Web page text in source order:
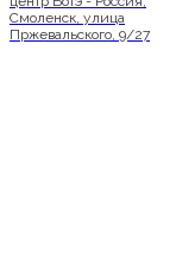
Смоленск, улица
Пржевальского, 9/27